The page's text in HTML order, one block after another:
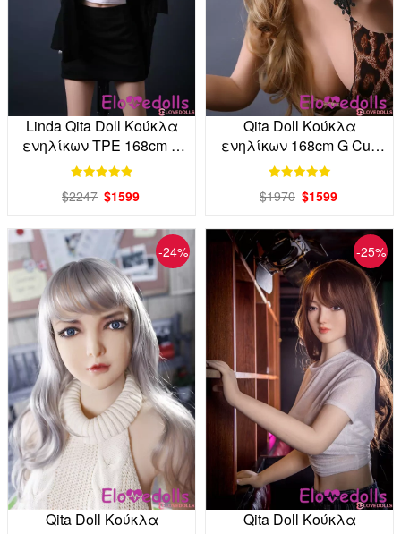
Linda Qita Doll Κούκλα
ενηλίκων TPE 168cm D
Cup Factory Direct
$2247 $1599
Qita Doll Κούκλα
ενηλίκων 168cm G Cup
TPE Factory Direct
$1970 $1599
-24%
Qita Doll Κούκλα
-25%
Qita Doll Κούκλα